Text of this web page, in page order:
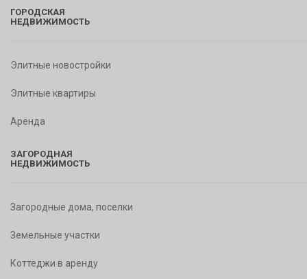
ГОРОДСКАЯ
НЕДВИЖИМОСТЬ
Элитные новостройки
Элитные квартиры
Аренда
ЗАГОРОДНАЯ
НЕДВИЖИМОСТЬ
Загородные дома, поселки
Земельные участки
Коттеджи в аренду